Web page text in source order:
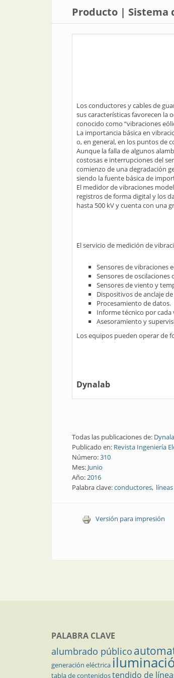
Producto | Sistema
Los conductores y cables de
sus características favorecen la
conocido como “vibraciones
La importancia básica en
o, en general, en los puntos de
Aunque la falla de algunos
costosas e interrupciones del
comienzo de una degradación
siendo la fuente básica de
El medidor de vibraciones
registros de forma digital y los
hasta 500 kV y cuenta con una
El servicio de medición de
Sensores de vibraciones
Sensores de oscilaciones
Sensores de viento y
Dispositivos de anclaje
Procesamiento de datos.
Informe técnico por cada
Asesoramiento y
Los equipos pueden operar de
Dynalab
Todas las publicaciones de:
Publicado en: Revista Ingeniería
Número:310
Mes: Junio
Año:2016
Palabra clave:conductores
Versión para impresión
PALABRA CLAVE
alumbrado público
generación eléctrica
tabla de contenidostendido de